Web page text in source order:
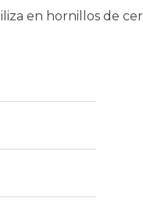
en hornillos de cer